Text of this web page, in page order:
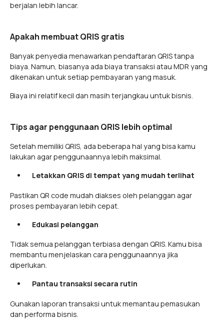
berjalan lebih lancar.
Apakah membuat QRIS gratis
Banyak penyedia menawarkan pendaftaran QRIS tanpa
biaya. Namun, biasanya ada biaya transaksi atau MDR yang
dikenakan untuk setiap pembayaran yang masuk.
Biaya ini relatif kecil dan masih terjangkau untuk bisnis.
Tips agar penggunaan QRIS lebih optimal
Setelah memiliki QRIS, ada beberapa hal yang bisa kamu
lakukan agar penggunaannya lebih maksimal.
Letakkan QRIS di tempat yang mudah terlihat
Pastikan QR code mudah diakses oleh pelanggan agar
proses pembayaran lebih cepat.
Edukasi pelanggan
Tidak semua pelanggan terbiasa dengan QRIS. Kamu bisa
membantu menjelaskan cara penggunaannya jika
diperlukan.
Pantau transaksi secara rutin
Gunakan laporan transaksi untuk memantau pemasukan
dan performa bisnis.